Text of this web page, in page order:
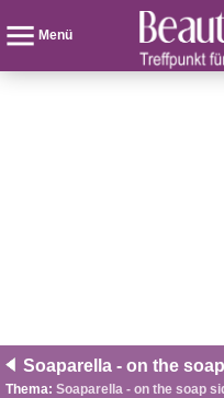
Menü
Soaparella - on the
Thema: Soaparella - on the soap